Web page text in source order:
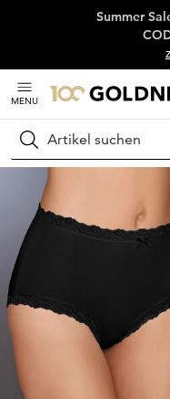
ÜberspringeSummer
MENU
Suchen
Startseite Wäsche &